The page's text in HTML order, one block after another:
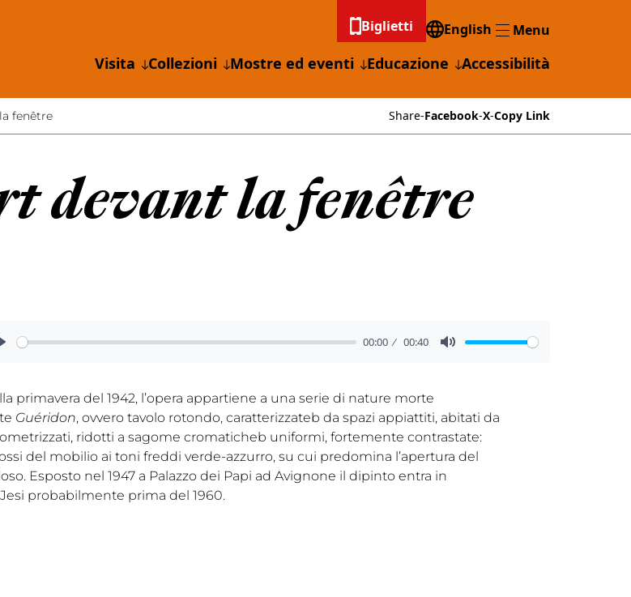
Biglietti
English
MenuMenu
Visita Collezioni Mostre ed eventi Educazione Accessibilità
fenêtre Share-Facebook-X-Copy Link
devant la fenêtre
00:00 00:40
primavera del 1942, l’opera appartiene a una serie di nature morte
Guéridon, ovvero tavolo rotondo, caratterizzateb da spazi appiattiti, abitati da
ridotti a sagome cromaticheb uniformi, fortemente contrastate:
del mobilio ai toni freddi verde-azzurro, su cui predomina l’apertura del
Esposto nel 1947 a Palazzo dei Papi ad Avignone il dipinto entra in
probabilmente prima del 1960.